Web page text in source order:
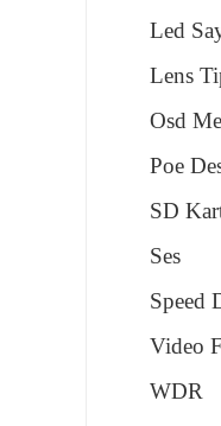
Led
Lens
Osd
Poe
SD
Ses
Speed
Video
WDR